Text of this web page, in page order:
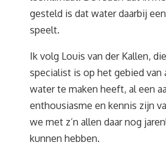
gesteld is dat water daarbij
speelt.
Ik volg Louis van der Kallen,
specialist is op het gebied van
water te maken heeft, al een
enthousiasme en kennis zijn
we met z’n allen daar nog
kunnen hebben.